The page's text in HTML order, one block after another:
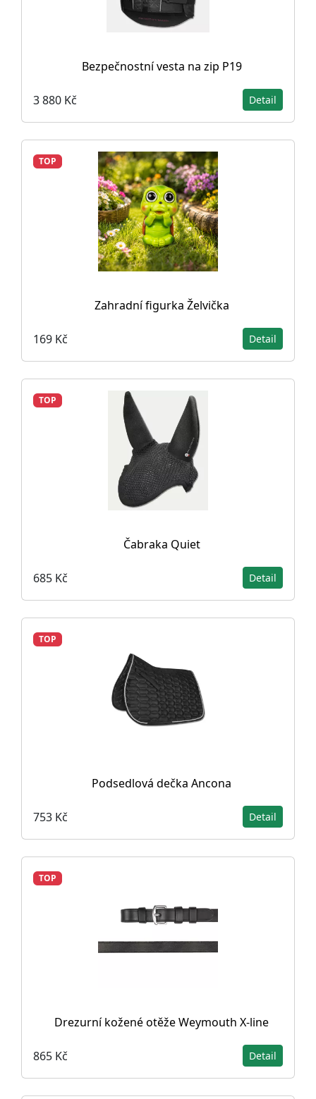
Bezpečnostní vesta na zip P19
3 880 Kč Detail
TOP
Zahradní figurka Želvička
169 Kč Detail
TOP
Čabraka Quiet
685 Kč Detail
TOP
Podsedlová dečka Ancona
753 Kč Detail
TOP
Drezurní kožené otěže Weymouth X-line
865 Kč Detail